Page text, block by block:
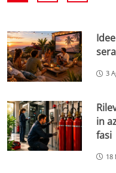
sera
3
in
fasi
18